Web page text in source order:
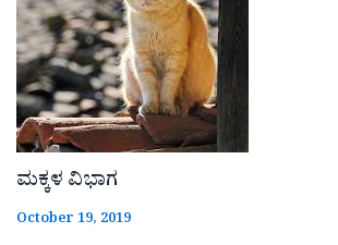
ಮಕ್ಕಳ ವಿಭಾಗ
October 19, 2019